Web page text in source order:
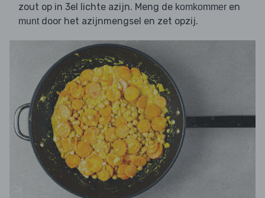
zout op in 3el lichte azijn. Meng de komkommer en
munt door het azijnmengsel en zet opzij.